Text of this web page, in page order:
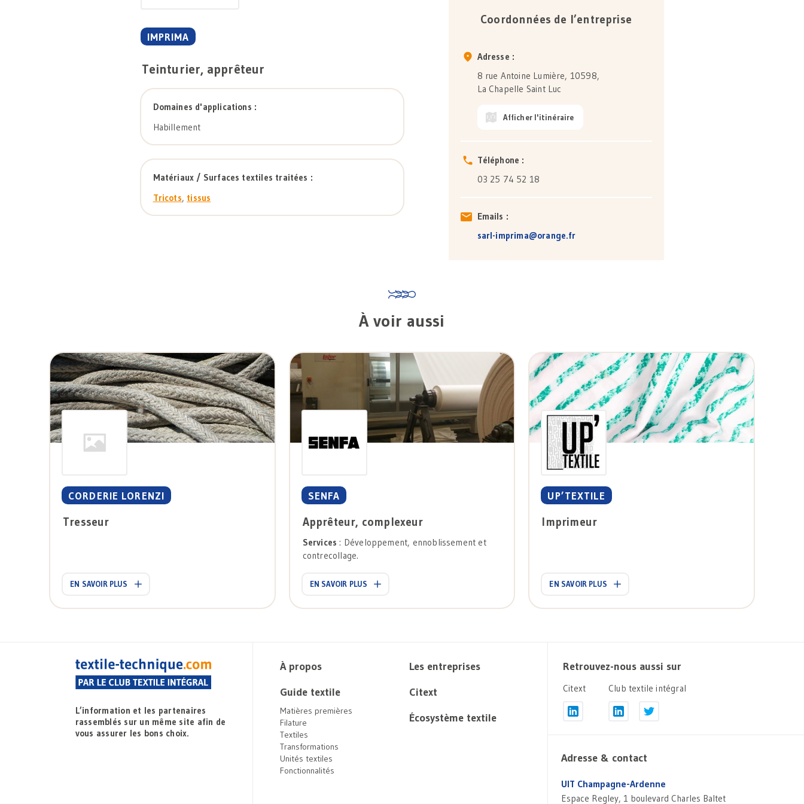
IMPRIMA
Teinturier, apprêteur
Domaines d'applications :
Habillement
Matériaux / Surfaces textiles traitées :
Tricots, tissus
Coordonnées de l’entreprise
Adresse :
8 rue Antoine Lumière, 10598,
La Chapelle Saint Luc
Afficher l'itinéraire
Téléphone :
03 25 74 52 18
Emails :
sarl-imprima@orange.fr
À voir aussi
CORDERIE LORENZI
Tresseur
EN SAVOIR PLUS
SENFA
Apprêteur, complexeur
Services : Développement, ennoblissement et
contrecollage.
EN SAVOIR PLUS
UP’TEXTILE
Imprimeur
EN SAVOIR PLUS
L’information et les partenaires
rassemblés sur un même site afin de
vous assurer les bons choix.
À propos
Guide textile
Matières premières
Filature
Textiles
Transformations
Unités textiles
Fonctionnalités
Les entreprises
Citext
Écosystème textile
Retrouvez-nous aussi sur
Citext Club textile intégral
Adresse & contact
UIT Champagne-Ardenne
Espace Regley, 1 boulevard Charles Baltet